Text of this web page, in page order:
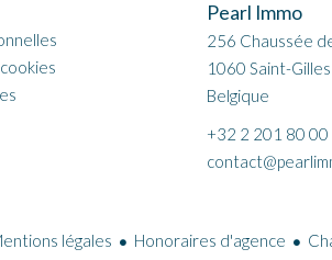
Pearl Immo
256 Chaussée
1060 Saint-Gilles
Belgique
+32 2 201 80 00
légales Honoraires d'agence